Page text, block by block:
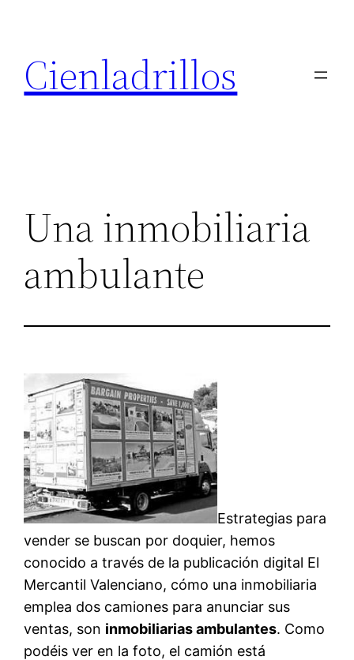
contenido
Cienladrillos
Una inmobiliaria
ambulante
Estrategias para
vender se buscan por doquier, hemos
conocido a través de la publicación digital El
Mercantil Valenciano, cómo una inmobiliaria
emplea dos camiones para anunciar sus
ventas, son inmobiliarias ambulantes. Como
podéis ver en la foto, el camión está